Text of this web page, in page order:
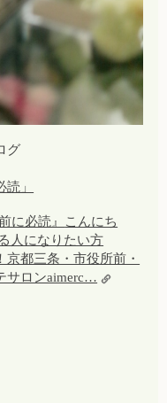
グ
」
に必読』
こんにち
人になりたい方
都三条・市役所前・
サロンaimerc…